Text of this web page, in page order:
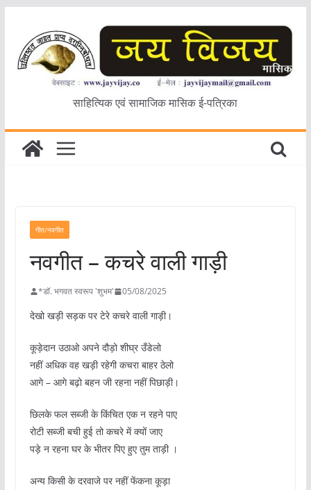
content
साहित्यिक एवं सामाजिक मासिक ई-पत्रिका
गीत/नवगीत
नवगीत – कचरे वाली गाड़ी
*डॉ. भगवत स्वरूप 'शुभम' 05/08/2025
देखो खड़ी सड़क पर टेरे कचरे वाली गाड़ी।
कूड़ेदान उठाओ अपने दौड़ो शीघ्र उँडेलो
नहीं अधिक वह खड़ी रहेगी कचरा बाहर ठेलो
आगे – आगे बढ़ो बहन जी रहना नहीं पिछाड़ी।
छिलके फल सब्जी के किंचित एक न रहने पाए
रोटी सब्जी बची हुई तो कचरे में क्यों जाए
पड़े न रहना घर के भीतर पिए हुए तुम ताड़ी ।
अन्य किसी के दरवाजे पर नहीं फेंकना कूड़ा